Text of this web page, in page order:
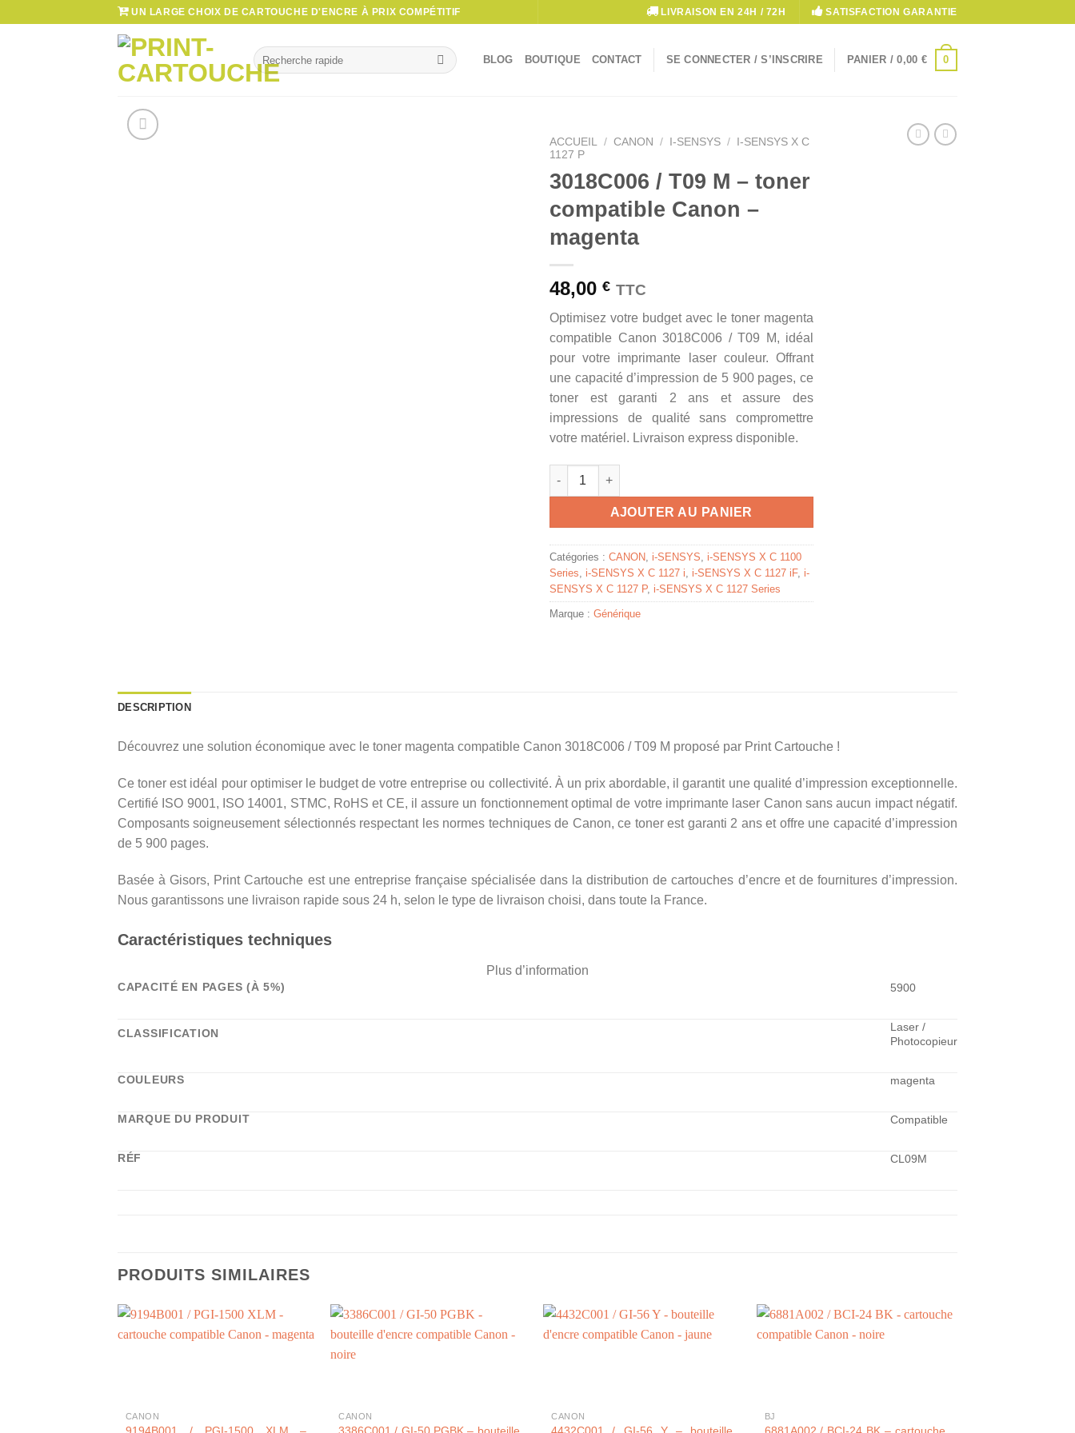
UN LARGE CHOIX DE CARTOUCHE D'ENCRE À PRIX COMPÉTITIF LIVRAISON EN 24H / 72H SATISFACTION GARANTIE
Recherche
pour :
BLOG BOUTIQUE CONTACT SE CONNECTER / S’INSCRIRE PANIER /0,00 € 0
ACCUEIL / CANON / I-SENSYS /
I-SENSYS X C
1127 P
3018C006 / T09 M – toner
compatible Canon –
magenta
48,00 € TTC
Optimisez votre budget avec le toner magenta
compatible Canon 3018C006 / T09 M, idéal
pour votre imprimante laser couleur. Offrant
une capacité d’impression de 5 900 pages, ce
toner est garanti 2 ans et assure des
impressions de qualité sans compromettre
votre matériel. Livraison express disponible.
quantité de 3018C006 / T09 M - toner compatible Canon - magenta
AJOUTER AU PANIER
Catégories : CANON i-SENSYS
i-SENSYS X C 1100
Series
i-SENSYS X C 1127 i i-SENSYS X C 1127 iF, i-
SENSYS X C 1127 P, i-SENSYS X C 1127 Series
Marque : Générique
DESCRIPTION
Découvrez une solution économique avec le toner magenta compatible Canon 3018C006 / T09 M proposé par Print Cartouche !
Ce toner est idéal pour optimiser le budget de votre entreprise ou collectivité. À un prix abordable, il garantit une qualité d’impression exceptionnelle.
Certifié ISO 9001, ISO 14001, STMC, RoHS et CE, il assure un fonctionnement optimal de votre imprimante laser Canon sans aucun impact négatif.
Composants soigneusement sélectionnés respectant les normes techniques de Canon, ce toner est garanti 2 ans et offre une capacité d’impression
de 5 900 pages.
Basée à Gisors, Print Cartouche est une entreprise française spécialisée dans la distribution de cartouches d’encre et de fournitures d’impression.
Nous garantissons une livraison rapide sous 24 h, selon le type de livraison choisi, dans toute la France.
Caractéristiques techniques
Plus d’information
CAPACITÉ EN PAGES (À 5%) 5900
CLASSIFICATION
Laser /
Photocopieur
COULEURS magenta
MARQUE DU PRODUIT Compatible
RÉF CL09M
PRODUITS SIMILAIRES
CANON CANON CANON BJ